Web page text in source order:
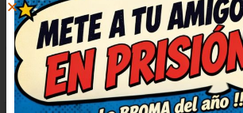
DEJARUN
COMENTARIO